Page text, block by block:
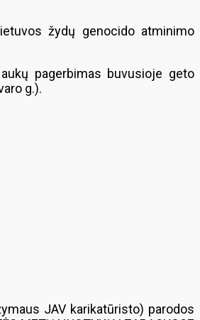
žydų genocido atminimo
pagerbimas buvusioje geto
g.).
JAV karikatūristo) parodos